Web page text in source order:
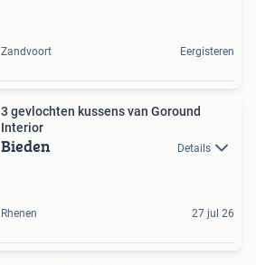
Zandvoort Eergisteren
3 gevlochten kussens van Goround
Interior
Bieden Details
Rhenen 27 jul 26